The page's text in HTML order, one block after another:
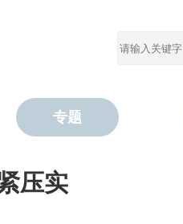
专题
压实